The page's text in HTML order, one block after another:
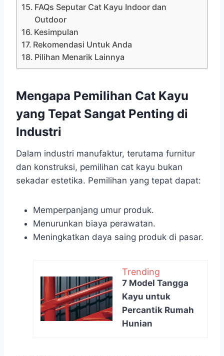
FAQs Seputar Cat Kayu Indoor dan
Outdoor
Kesimpulan
Rekomendasi Untuk Anda
Pilihan Menarik Lainnya
Mengapa Pemilihan Cat Kayu
yang Tepat Sangat Penting di
Industri
Dalam industri manufaktur, terutama furnitur
dan konstruksi, pemilihan cat kayu bukan
sekadar estetika. Pemilihan yang tepat dapat:
Memperpanjang umur produk.
Menurunkan biaya perawatan.
Meningkatkan daya saing produk di pasar.
Trending
7 Model Tangga
Kayu untuk
Percantik Rumah
Hunian